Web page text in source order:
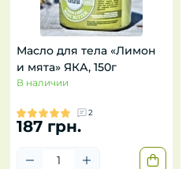
Масло для тела «Лимон
и мята» ЯКА, 150г
В наличии
2
187 грн.